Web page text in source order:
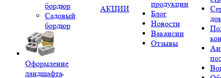
бордюр
Садовый
бордюр
Оформление
ландшафта
АКЦИИ
продукции
Блог
Новости
Вакансии
Отзывы